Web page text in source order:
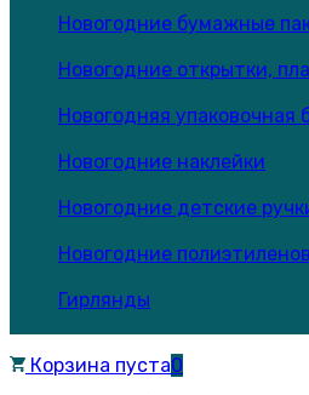
Новогодние бумажные
Новогодние открытки,
Новогодняя упаковочная
Новогодние наклейки
Новогодние детские
Новогодние
Гирлянды
Корзина пуста0